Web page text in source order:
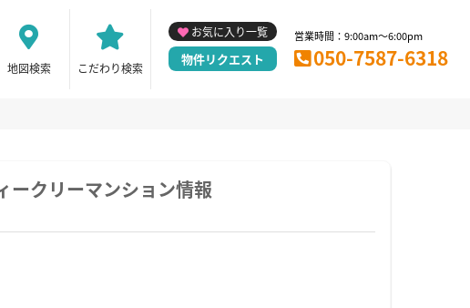
地図検索 こだわり検索
お気に入り一覧
物件リクエスト
営業時間：9:00am～6:00pm
050-7587-6318
ークリーマンション情報